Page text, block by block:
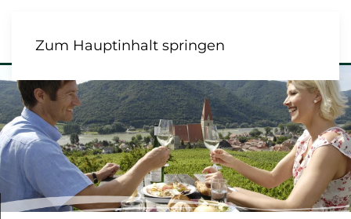
Zum Hauptinhalt springen